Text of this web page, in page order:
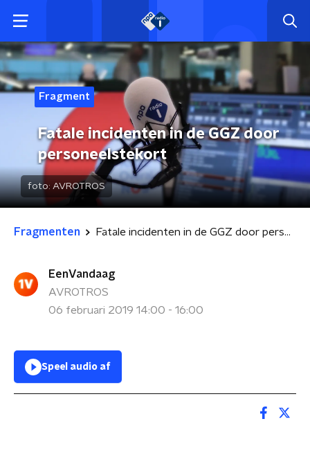
Fragment
Fatale incidenten in de GGZ door
personeelstekort
foto: AVROTROS
Fragmenten Fatale incidenten in de GGZ door personeelstekort
EenVandaag
AVROTROS
06 februari 2019 14:00 - 16:00
Speel audio af